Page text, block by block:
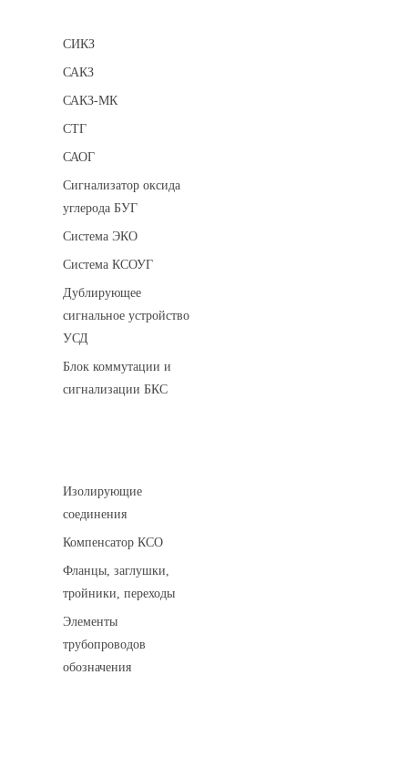
СИКЗ
САКЗ
САКЗ-МК
СТГ
САОГ
Сигнализатор оксида
углерода БУГ
Система ЭКО
Система КСОУГ
Дублирующее
сигнальное устройство
УСД
Блок коммутации и
сигнализации БКС
Изолирующие
соединения
Компенсатор КСО
Фланцы, заглушки,
тройники, переходы
Элементы
трубопроводов
обозначения